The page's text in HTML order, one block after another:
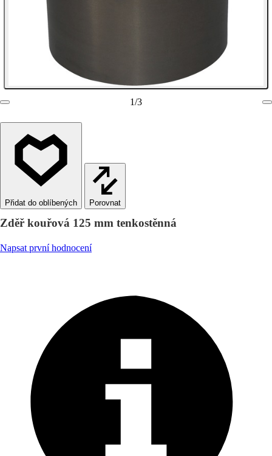
1/3
Porovnat
Zděř kouřová 125 mm tenkostěnná
Napsat první hodnocení